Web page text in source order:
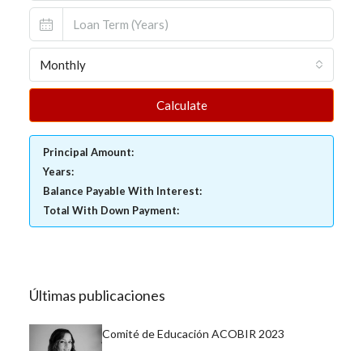
Monthly
Calculate
Principal Amount:
Years:
Balance Payable With Interest:
Total With Down Payment:
Últimas publicaciones
Comité de Educación ACOBIR 2023